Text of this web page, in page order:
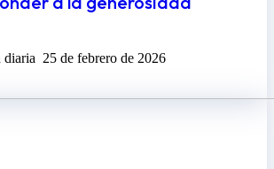
diaria 25 de febrero de 2026